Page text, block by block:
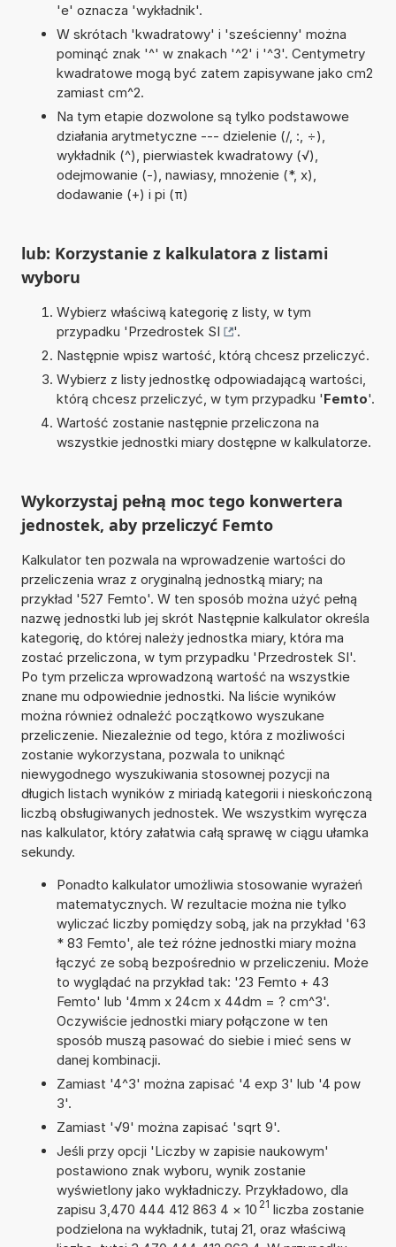
'e' oznacza 'wykładnik'.
W skrótach 'kwadratowy' i 'sześcienny' można
pominąć znak '^' w znakach '^2' i '^3'. Centymetry
kwadratowe mogą być zatem zapisywane jako cm2
zamiast cm^2.
Na tym etapie dozwolone są tylko podstawowe
działania arytmetyczne --- dzielenie (/, :, ÷),
wykładnik (^), pierwiastek kwadratowy (√),
odejmowanie (-), nawiasy, mnożenie (*, x),
dodawanie (+) i pi (π)
lub: Korzystanie z kalkulatora z listami
wyboru
Wybierz właściwą kategorię z listy, w tym
przypadku 'Przedrostek SI
'.
Następnie wpisz wartość, którą chcesz przeliczyć.
Wybierz z listy jednostkę odpowiadającą wartości,
którą chcesz przeliczyć, w tym przypadku 'Femto'.
Wartość zostanie następnie przeliczona na
wszystkie jednostki miary dostępne w kalkulatorze.
Wykorzystaj pełną moc tego konwertera
jednostek, aby przeliczyć Femto
Kalkulator ten pozwala na wprowadzenie wartości do
przeliczenia wraz z oryginalną jednostką miary; na
przykład '527 Femto'. W ten sposób można użyć pełną
nazwę jednostki lub jej skrót Następnie kalkulator określa
kategorię, do której należy jednostka miary, która ma
zostać przeliczona, w tym przypadku 'Przedrostek SI'.
Po tym przelicza wprowadzoną wartość na wszystkie
znane mu odpowiednie jednostki. Na liście wyników
można również odnaleźć początkowo wyszukane
przeliczenie. Niezależnie od tego, która z możliwości
zostanie wykorzystana, pozwala to uniknąć
niewygodnego wyszukiwania stosownej pozycji na
długich listach wyników z miriadą kategorii i nieskończoną
liczbą obsługiwanych jednostek. We wszystkim wyręcza
nas kalkulator, który załatwia całą sprawę w ciągu ułamka
sekundy.
Ponadto kalkulator umożliwia stosowanie wyrażeń
matematycznych. W rezultacie można nie tylko
wyliczać liczby pomiędzy sobą, jak na przykład '63
* 83 Femto', ale też różne jednostki miary można
łączyć ze sobą bezpośrednio w przeliczeniu. Może
to wyglądać na przykład tak: '23 Femto + 43
Femto' lub '4mm x 24cm x 44dm = ? cm^3'.
Oczywiście jednostki miary połączone w ten
sposób muszą pasować do siebie i mieć sens w
danej kombinacji.
Zamiast '4^3' można zapisać '4 exp 3' lub '4 pow
3'.
Zamiast '√9' można zapisać 'sqrt 9'.
Jeśli przy opcji 'Liczby w zapisie naukowym'
postawiono znak wyboru, wynik zostanie
wyświetlony jako wykładniczy. Przykładowo, dla
zapisu 3,470 444 412 863 4 × 10 21 liczba zostanie
podzielona na wykładnik, tutaj 21, oraz właściwą